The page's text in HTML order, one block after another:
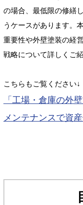
の場合、最低限の修繕
うケースがあります。
重要性や外壁塗装の経
戦略について詳しくご
こちらもご覧ください↓
「工場・倉庫の外
メンテナンスで資